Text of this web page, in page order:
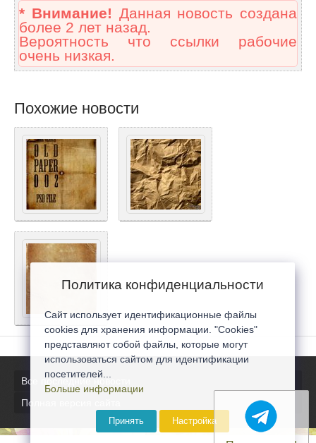
* Внимание! Данная новость создана
более 2 лет назад.
Вероятность что ссылки рабочие
очень низкая.
Похожие новости
Все последние новости
Полная версия сайта
Политика конфиденциальности
Сайт использует идентификационные файлы
cookies для хранения информации. "Cookies"
представляют собой файлы, которые могут
использоваться сайтом для идентификации
посетителей...
Больше информации
Принять Настройка